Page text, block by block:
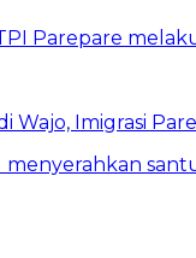
Wajo, Imigrasi